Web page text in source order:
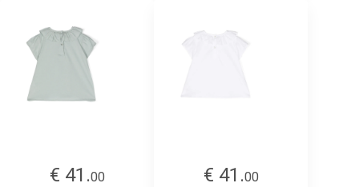
€ 41.00
€ 41.00